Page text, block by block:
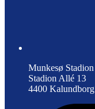
Munkesø Stadion
Stadion Allé 13
4400 Kalundborg